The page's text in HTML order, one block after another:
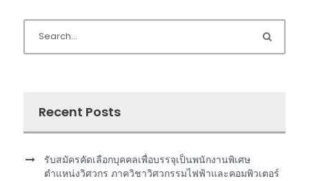
Recent Posts
รับสมัครคัดเลือกบุคคลเพื่อบรรจุเป็นพนักงานพิเศษ
ตำแหน่งวิศวกร ภาควิชาวิศวกรรมไฟฟ้าและคอมพิวเตอร์